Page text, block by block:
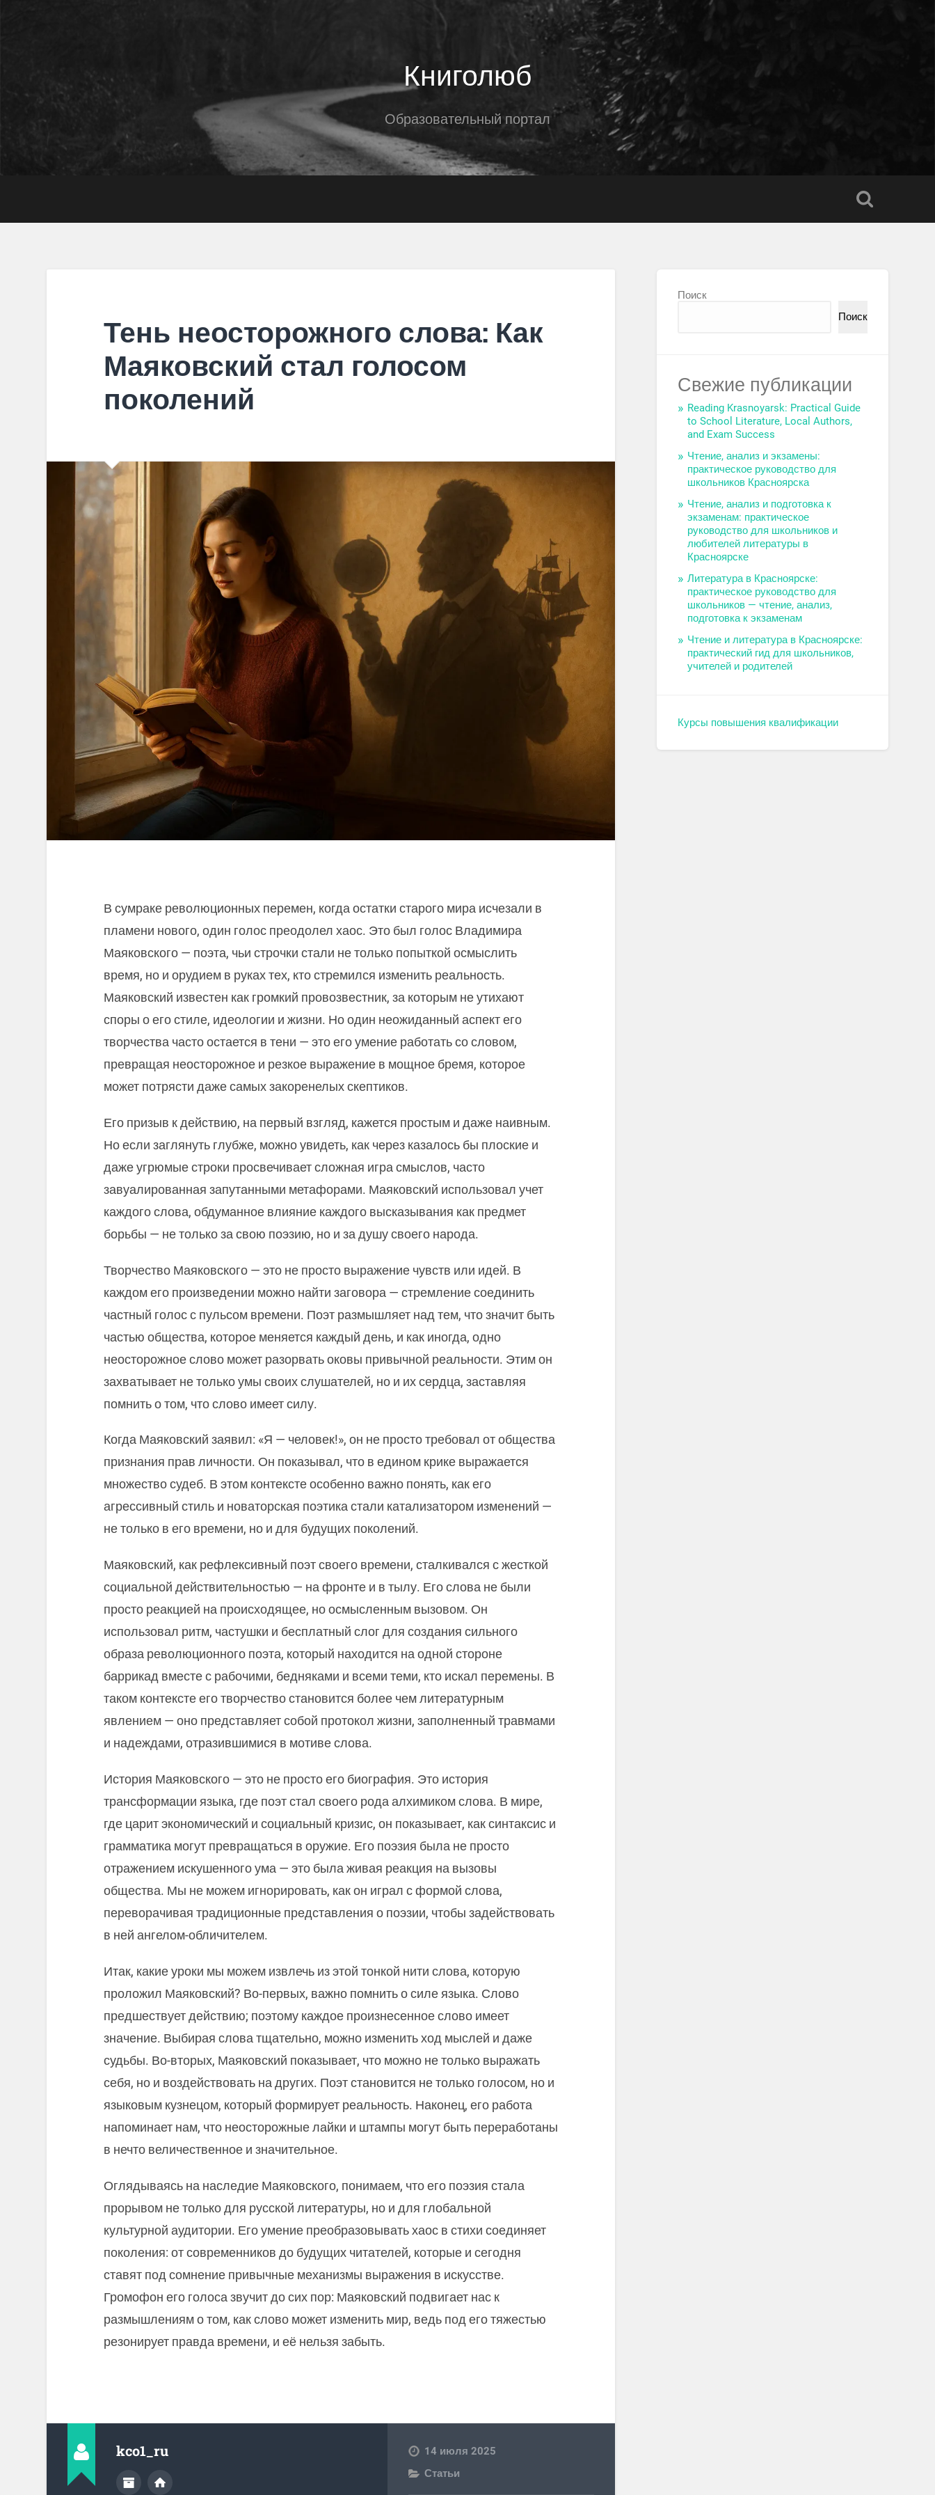
Книголюб
Образовательный портал
Тень неосторожного слова: Как
Маяковский стал голосом
поколений
В сумраке революционных перемен, когда остатки старого мира исчезали в
пламени нового, один голос преодолел хаос. Это был голос Владимира
Маяковского — поэта, чьи строчки стали не только попыткой осмыслить
время, но и орудием в руках тех, кто стремился изменить реальность.
Маяковский известен как громкий провозвестник, за которым не утихают
споры о его стиле, идеологии и жизни. Но один неожиданный аспект его
творчества часто остается в тени — это его умение работать со словом,
превращая неосторожное и резкое выражение в мощное бремя, которое
может потрясти даже самых закоренелых скептиков.
Его призыв к действию, на первый взгляд, кажется простым и даже наивным.
Но если заглянуть глубже, можно увидеть, как через казалось бы плоские и
даже угрюмые строки просвечивает сложная игра смыслов, часто
завуалированная запутанными метафорами. Маяковский использовал учет
каждого слова, обдуманное влияние каждого высказывания как предмет
борьбы — не только за свою поэзию, но и за душу своего народа.
Творчество Маяковского — это не просто выражение чувств или идей. В
каждом его произведении можно найти заговора — стремление соединить
частный голос с пульсом времени. Поэт размышляет над тем, что значит быть
частью общества, которое меняется каждый день, и как иногда, одно
неосторожное слово может разорвать оковы привычной реальности. Этим он
захватывает не только умы своих слушателей, но и их сердца, заставляя
помнить о том, что слово имеет силу.
Когда Маяковский заявил: «Я — человек!», он не просто требовал от общества
признания прав личности. Он показывал, что в едином крике выражается
множество судеб. В этом контексте особенно важно понять, как его
агрессивный стиль и новаторская поэтика стали катализатором изменений —
не только в его времени, но и для будущих поколений.
Маяковский, как рефлексивный поэт своего времени, сталкивался с жесткой
социальной действительностью — на фронте и в тылу. Его слова не были
просто реакцией на происходящее, но осмысленным вызовом. Он
использовал ритм, частушки и бесплатный слог для создания сильного
образа революционного поэта, который находится на одной стороне
баррикад вместе с рабочими, бедняками и всеми теми, кто искал перемены. В
таком контексте его творчество становится более чем литературным
явлением — оно представляет собой протокол жизни, заполненный травмами
и надеждами, отразившимися в мотиве слова.
История Маяковского — это не просто его биография. Это история
трансформации языка, где поэт стал своего рода алхимиком слова. В мире,
где царит экономический и социальный кризис, он показывает, как синтаксис и
грамматика могут превращаться в оружие. Его поэзия была не просто
отражением искушенного ума — это была живая реакция на вызовы
общества. Мы не можем игнорировать, как он играл с формой слова,
переворачивая традиционные представления о поэзии, чтобы задействовать
в ней ангелом-обличителем.
Итак, какие уроки мы можем извлечь из этой тонкой нити слова, которую
проложил Маяковский? Во-первых, важно помнить о силе языка. Слово
предшествует действию; поэтому каждое произнесенное слово имеет
значение. Выбирая слова тщательно, можно изменить ход мыслей и даже
судьбы. Во-вторых, Маяковский показывает, что можно не только выражать
себя, но и воздействовать на других. Поэт становится не только голосом, но и
языковым кузнецом, который формирует реальность. Наконец, его работа
напоминает нам, что неосторожные лайки и штампы могут быть переработаны
в нечто величественное и значительное.
Оглядываясь на наследие Маяковского, понимаем, что его поэзия стала
прорывом не только для русской литературы, но и для глобальной
культурной аудитории. Его умение преобразовывать хаос в стихи соединяет
поколения: от современников до будущих читателей, которые и сегодня
ставят под сомнение привычные механизмы выражения в искусстве.
Громофон его голоса звучит до сих пор: Маяковский подвигает нас к
размышлениям о том, как слово может изменить мир, ведь под его тяжестью
резонирует правда времени, и её нельзя забыть.
kco1_ru
14 июля 2025
Статьи
Поиск
Поиск
Свежие публикации
Reading Krasnoyarsk: Practical Guide
to School Literature, Local Authors,
and Exam Success
Чтение, анализ и экзамены:
практическое руководство для
школьников Красноярска
Чтение, анализ и подготовка к
экзаменам: практическое
руководство для школьников и
любителей литературы в
Красноярске
Литература в Красноярске:
практическое руководство для
школьников — чтение, анализ,
подготовка к экзаменам
Чтение и литература в Красноярске:
практический гид для школьников,
учителей и родителей
Курсы повышения квалификации